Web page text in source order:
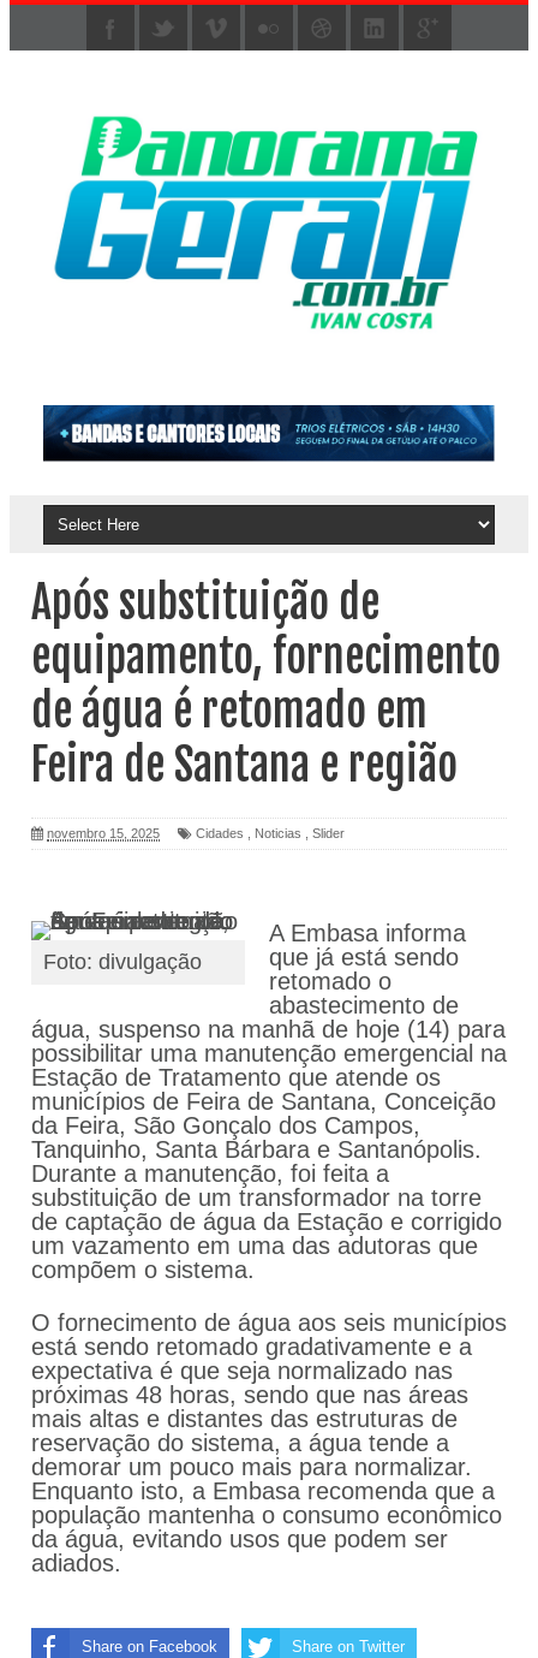
Após substituição de
equipamento, fornecimento
de água é retomado em
Feira de Santana e região
novembro 15, 2025 Cidades Noticias Slider
Foto: divulgação
A Embasa informa
que já está sendo
retomado o
abastecimento de
água, suspenso na manhã de hoje (14) para
possibilitar uma manutenção emergencial na
Estação de Tratamento que atende os
municípios de Feira de Santana, Conceição
da Feira, São Gonçalo dos Campos,
Tanquinho, Santa Bárbara e Santanópolis.
Durante a manutenção, foi feita a
substituição de um transformador na torre
de captação de água da Estação e corrigido
um vazamento em uma das adutoras que
compõem o sistema.
O fornecimento de água aos seis municípios
está sendo retomado gradativamente e a
expectativa é que seja normalizado nas
próximas 48 horas, sendo que nas áreas
mais altas e distantes das estruturas de
reservação do sistema, a água tende a
demorar um pouco mais para normalizar.
Enquanto isto, a Embasa recomenda que a
população mantenha o consumo econômico
da água, evitando usos que podem ser
adiados.
Share on Facebook Share on Twitter